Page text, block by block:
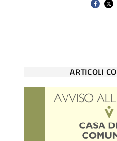
ARTICOLI